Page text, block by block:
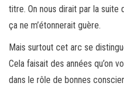
titre. On nous dirait par la suite
ça ne m’étonnerait guère.
Mais surtout cet arc se
Cela faisait des années qu’on
dans le rôle de bonnes